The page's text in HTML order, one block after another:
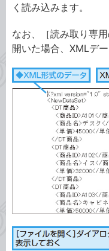
く読み込みます。
なお、［読み取り専
開いた場合、XMLデ